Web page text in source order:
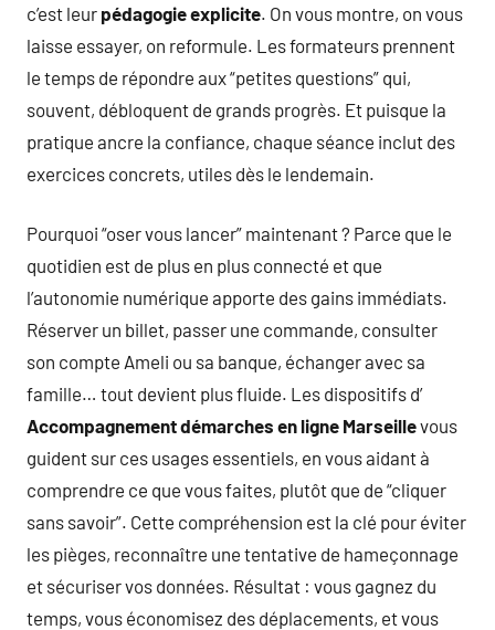
c’est leur pédagogie explicite. On vous montre, on vous
laisse essayer, on reformule. Les formateurs prennent
le temps de répondre aux “petites questions” qui,
souvent, débloquent de grands progrès. Et puisque la
pratique ancre la confiance, chaque séance inclut des
exercices concrets, utiles dès le lendemain.
Pourquoi “oser vous lancer” maintenant ? Parce que le
quotidien est de plus en plus connecté et que
l’autonomie numérique apporte des gains immédiats.
Réserver un billet, passer une commande, consulter
son compte Ameli ou sa banque, échanger avec sa
famille… tout devient plus fluide. Les dispositifs d’
Accompagnement démarches en ligne Marseillevous
guident sur ces usages essentiels, en vous aidant à
comprendre ce que vous faites, plutôt que de “cliquer
sans savoir”. Cette compréhension est la clé pour éviter
les pièges, reconnaître une tentative de hameçonnage
et sécuriser vos données. Résultat : vous gagnez du
temps, vous économisez des déplacements, et vous